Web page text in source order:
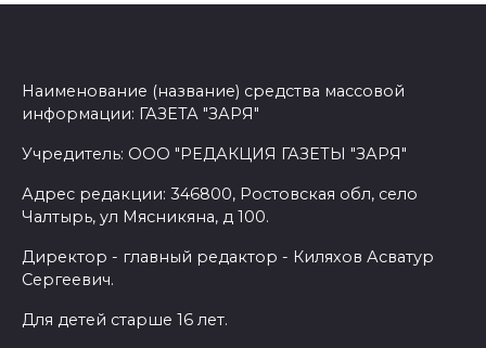
Наименование (название) средства массовой
информации: ГАЗЕТА "ЗАРЯ"
Учредитель: ООО "РЕДАКЦИЯ ГАЗЕТЫ "ЗАРЯ"
Адрес редакции: 346800, Ростовская обл, село
Чалтырь, ул Мясникяна, д 100.
Директор - главный редактор - Киляхов Асватур
Сергеевич.
Для детей старше 16 лет.